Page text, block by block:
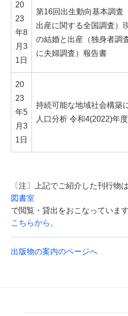
20
23
年8
月3
1日
第16回出生動向基本調査
出産に関する全国調査）
の結婚と出産（独身者調
に夫婦調査）報告書
20
23
年5
月3
1日
持続可能な地域社会構築
人口分析 令和4(2022)年
〔注〕上記でご紹介した刊行物は
図書室
で閲覧・貸出をおこなっていま
こちらから。
出版物の案内のページへ